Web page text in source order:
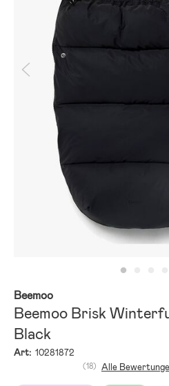
Beemoo
Beemoo Brisk
Black
Art: 10281872
(18) Alle